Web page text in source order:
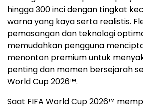
hingga 300 inci dengan tingkat
warna yang kaya serta realistis.
pemasangan dan teknologi
memudahkan pengguna
menonton premium untuk
penting dan momen bersejarah
World Cup 2026™.
Saat FIFA World Cup 2026™